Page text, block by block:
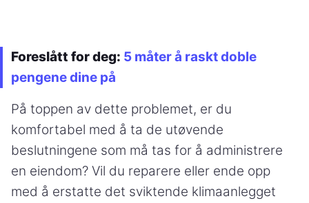
Foreslått for deg: 5 måter å raskt doble
pengene dine på
På toppen av dette problemet, er du
komfortabel med å ta de utøvende
beslutningene som må tas for å administrere
en eiendom? Vil du reparere eller ende opp
med å erstatte det sviktende klimaanlegget